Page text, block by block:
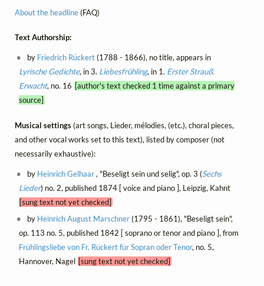
About the headline(FAQ)
Text Authorship:
by Friedrich Rückert(1788 - 1866), no title, appears in
Lyrische Gedichte, in 3. Liebesfrühling, in 1. Erster Strauß.
Erwacht, no. 16 [author's text checked 1 time against a primary
source]
Musical settings(art songs, Lieder, mélodies, (etc.), choral pieces,
and other vocal works set to this text), listed by composer (not
necessarily exhaustive):
by Heinrich Gelhaar, "Beseligt sein und selig", op. 3 (Sechs
Lieder) no. 2, published 1874 [ voice and piano ], Leipzig, Kahnt
[sung text not yet checked]
by Heinrich August Marschner(1795 - 1861), "Beseligt sein",
op. 113 no. 5, published 1842 [ soprano or tenor and piano ], from
Frühlingsliebe von Fr. Rückert für Sopran oder Tenor, no. 5,
Hannover, Nagel [sung text not yet checked]